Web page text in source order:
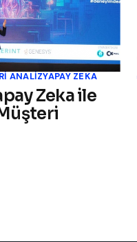
ANALIZYAPAY ZEKA
Zeka ile